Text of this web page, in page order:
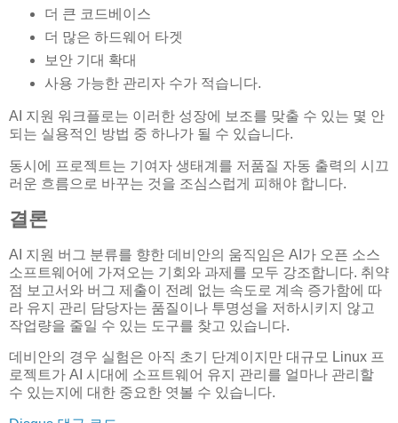
더 큰 코드베이스
더 많은 하드웨어 타겟
보안 기대 확대
사용 가능한 관리자 수가 적습니다.
AI 지원 워크플로는 이러한 성장에 보조를 맞출 수 있는 몇 안
되는 실용적인 방법 중 하나가 될 수 있습니다.
동시에 프로젝트는 기여자 생태계를 저품질 자동 출력의 시끄
러운 흐름으로 바꾸는 것을 조심스럽게 피해야 합니다.
결론
AI 지원 버그 분류를 향한 데비안의 움직임은 AI가 오픈 소스
소프트웨어에 가져오는 기회와 과제를 모두 강조합니다. 취약
점 보고서와 버그 제출이 전례 없는 속도로 계속 증가함에 따
라 유지 관리 담당자는 품질이나 투명성을 저하시키지 않고
작업량을 줄일 수 있는 도구를 찾고 있습니다.
데비안의 경우 실험은 아직 초기 단계이지만 대규모 Linux 프
로젝트가 AI 시대에 소프트웨어 유지 관리를 얼마나 관리할
수 있는지에 대한 중요한 엿볼 수 있습니다.